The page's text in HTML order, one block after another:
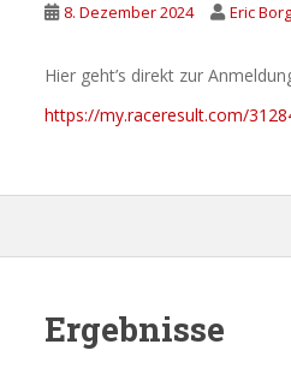
8. Dezember 2024 Eric
Hier geht’s direkt zur
https://my.raceresult.com/
Ergebnisse